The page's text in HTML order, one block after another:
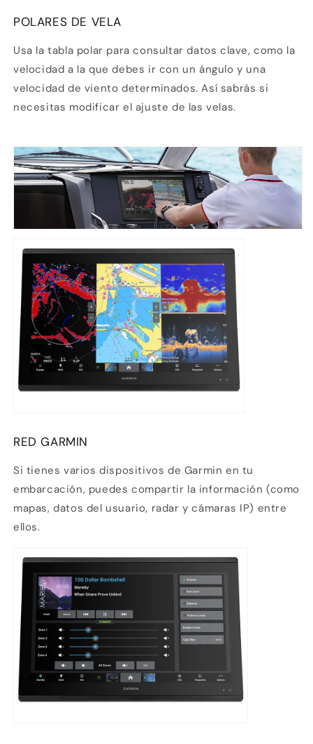
POLARES DE VELA
Usa la tabla polar para consultar datos clave, como la
velocidad a la que debes ir con un ángulo y una
velocidad de viento determinados. Así sabrás si
necesitas modificar el ajuste de las velas.
RED GARMIN
Si tienes varios dispositivos de Garmin en tu
embarcación, puedes compartir la información (como
mapas, datos del usuario, radar y cámaras IP) entre
ellos.
Compra ahora y paga a meses
sin tarjeta de crédito
Agrega tu producto al carrito yelige
pagar con Meses sin Tarjeta.
En tu cuenta de Mercado Pago,elige
Paga mes a mescon saldo disponible,
débito u otros medios.
Crédito sujeto a aprobación.
¿Tienes dudas? Consulta nuestraAyuda.